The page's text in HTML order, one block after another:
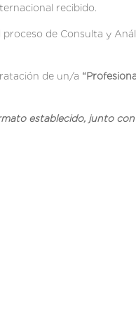
recibido.
de Consulta y
de un/a “
establecido, junto
el